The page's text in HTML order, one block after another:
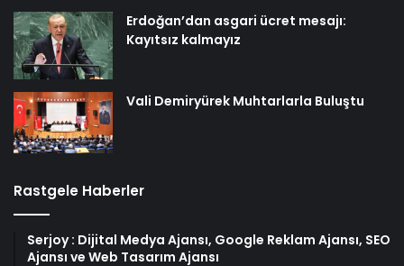
Erdoğan’dan asgari ücret mesajı:
Kayıtsız kalmayız
Vali Demiryürek Muhtarlarla Buluştu
Rastgele Haberler
Serjoy : Dijital Medya Ajansı, Google Reklam Ajansı, SEO
Ajansı ve Web Tasarım Ajansı